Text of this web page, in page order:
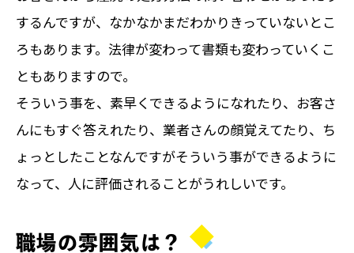
するんですが、なかなかまだわかりきっていないとこ
ろもあります。法律が変わって書類も変わっていくこ
ともありますので。
そういう事を、素早くできるようになれたり、お客さ
んにもすぐ答えれたり、業者さんの顔覚えてたり、ち
ょっとしたことなんですがそういう事ができるように
なって、人に評価されることがうれしいです。
職場の雰囲気は？